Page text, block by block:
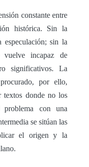
constante entre
histórica. Sin la
especulación; sin la
incapaz de
significativos. La
por ello,
textos donde no los
con una
se sitúan las
el origen y la